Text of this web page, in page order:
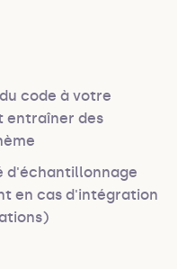
code à votre
entraîner des
d'échantillonnage
en cas d'intégration